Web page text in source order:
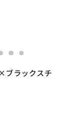
ブラックスチ